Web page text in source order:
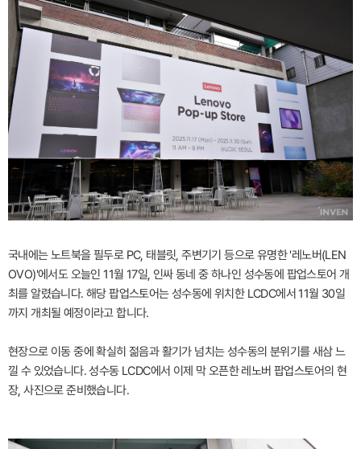
국내에는 노트북을 필두로 PC, 태블릿, 주변기기 등으로 유명한 '레노버(LEN
OVO)'에서도 오늘인 11월 17일, 인싸 동네 중 하나인 성수동에 팝업스토어 개
최를 알렸습니다. 해당 팝업스토어는 성수동에 위치한 LCDC에서 11월 30일
까지 개최될 예정이라고 합니다.
현장으로 이동 중에 확실히 젊음과 활기가 넘치는 성수동의 분위기를 새삼 느
낄 수 있었습니다. 성수동 LCDC에서 이제 막 오픈한 레노버 팝업스토어의 현
장, 사진으로 준비했습니다.